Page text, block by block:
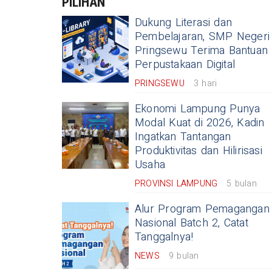
Dukung Literasi dan
Pembelajaran, SMP
Pringsewu Terima Bantuan
Perpustakaan Digital
PRINGSEWU 3 hari
Ekonomi Lampung Punya
Modal Kuat di 2026, Kadin
Ingatkan Tantangan
Produktivitas dan Hilirisasi
Usaha
PROVINSI LAMPUNG 5 bulan
Alur Program Pemagangan
Nasional Batch 2, Catat
Tanggalnya!
NEWS 9 bulan